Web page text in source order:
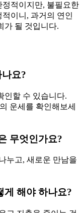
적이지만, 불필요한
이니, 과거의 연인
가 될 것입니다.
요?
인할 수 있습니다.
운세를 확인해보세
무엇인가요?
누고, 새로운 만남을
게 해야 하나요?